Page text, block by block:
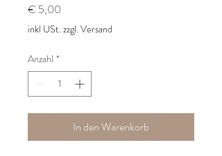
€ 5,00
inkl USt. zzgl. Versand
Anzahl *
In den Warenkorb